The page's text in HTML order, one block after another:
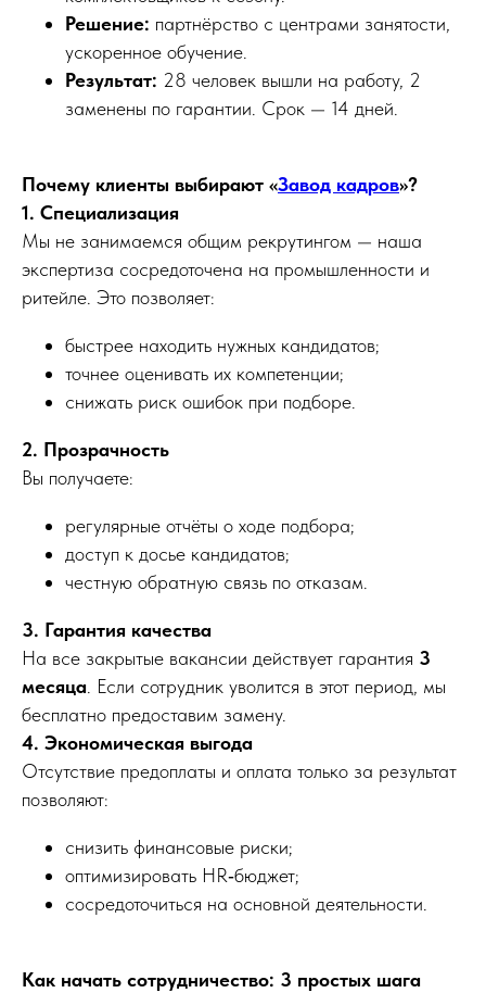
Решение: партнёрство с центрами занятости,
ускоренное обучение.
Результат: 28 человек вышли на работу, 2
заменены по гарантии. Срок — 14 дней.
Почему клиенты выбирают «Завод кадров»?
1. Специализация
Мы не занимаемся общим рекрутингом — наша
экспертиза сосредоточена на промышленности и
ритейле. Это позволяет:
быстрее находить нужных кандидатов;
точнее оценивать их компетенции;
снижать риск ошибок при подборе.
2. Прозрачность
Вы получаете:
регулярные отчёты о ходе подбора;
доступ к досье кандидатов;
честную обратную связь по отказам.
3. Гарантия качества
На все закрытые вакансии действует гарантия 3
месяца. Если сотрудник уволится в этот период, мы
бесплатно предоставим замену.
4. Экономическая выгода
Отсутствие предоплаты и оплата только за результат
позволяют:
снизить финансовые риски;
оптимизировать HR‑бюджет;
сосредоточиться на основной деятельности.
Как начать сотрудничество: 3 простых шага